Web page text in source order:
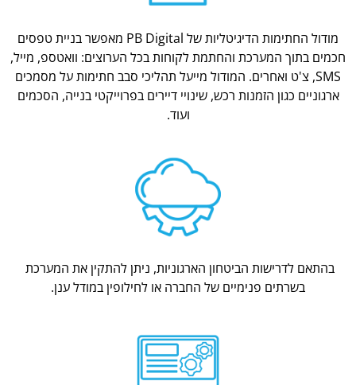
מודול החתימות הדיגיטליות של PB Digital מאפשר בניית טפסים
חכמים בתוך המערכת והחתמת לקוחות בכל הערוצים: וואטספ, מייל,
SMS, צ'ט ואחרים. המודול מייעל תהליכי סבב חתימות על מסמכים
ארגוניים כגון הזמנות רכש, שינויי דיירים בפרוייקטי בנייה, הסכמים
ועוד.
בהתאם לדרישות הביטחון הארגוניות, ניתן להתקין את המערכת
בשרתים פנימיים של החברה או לחילופין במודל ענן.